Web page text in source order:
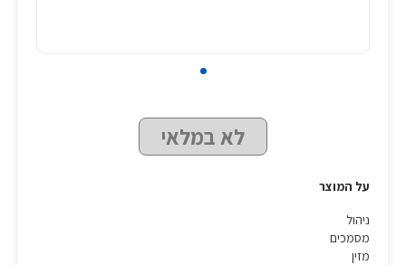
לא במלאי
על המוצר
ניהול
מסמכים
מזין